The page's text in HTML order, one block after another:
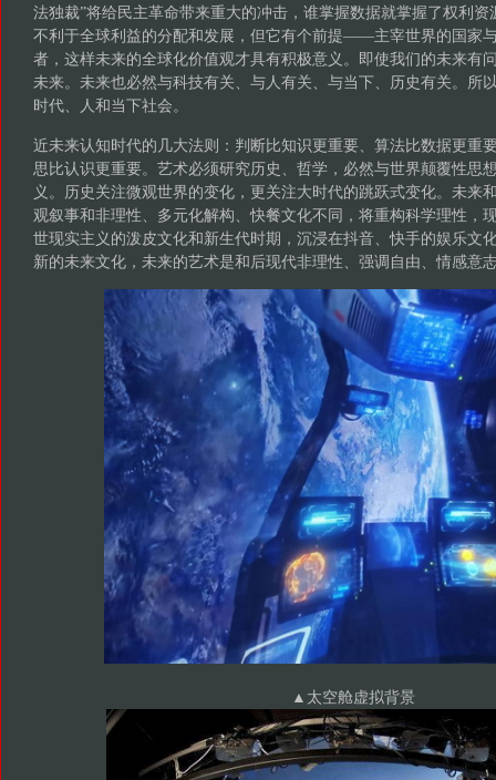
法独裁”将给民主革命带来重大的冲击，谁掌握数据就掌握了权利
不利于全球利益的分配和发展，但它有个前提——主宰世界的国家
者，这样未来的全球化价值观才具有积极意义。即使我们的未来有
未来。未来也必然与科技有关、与人有关、与当下、历史有关。所
时代、人和当下社会。
近未来认知时代的几大法则：判断比知识更重要、算法比数据更重
思比认识更重要。艺术必须研究历史、哲学，必然与世界颠覆性思
义。历史关注微观世界的变化，更关注大时代的跳跃式变化。未来
观叙事和非理性、多元化解构、快餐文化不同，将重构科学理性，
世现实主义的泼皮文化和新生代时期，沉浸在抖音、快手的娱乐文
新的未来文化，未来的艺术是和后现代非理性、强调自由、情感意
▲太空舱虚拟背景